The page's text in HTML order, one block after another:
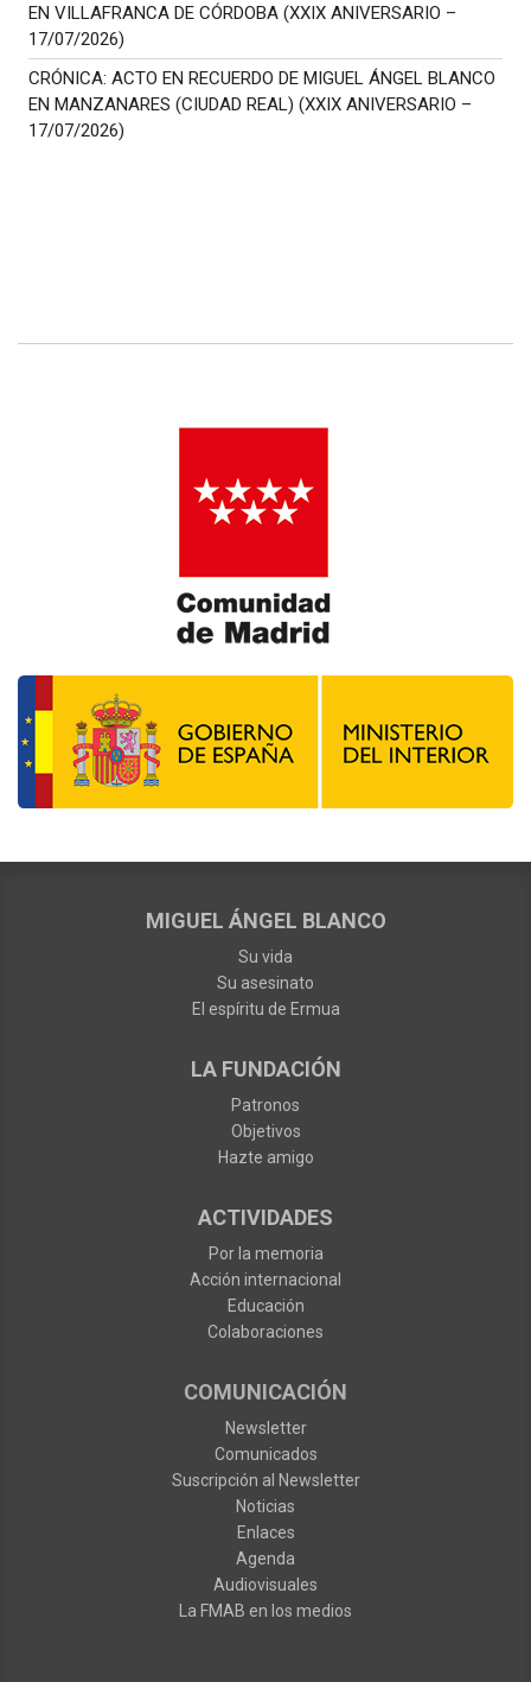
EN VILLAFRANCA DE CÓRDOBA (XXIX ANIVERSARIO –
17/07/2026)
CRÓNICA: ACTO EN RECUERDO DE MIGUEL ÁNGEL BLANCO
EN MANZANARES (CIUDAD REAL) (XXIX ANIVERSARIO –
17/07/2026)
MIGUEL ÁNGEL BLANCO
Su vida
Su asesinato
El espíritu de Ermua
LA FUNDACIÓN
Patronos
Objetivos
Hazte amigo
ACTIVIDADES
Por la memoria
Acción internacional
Educación
Colaboraciones
COMUNICACIÓN
Newsletter
Comunicados
Suscripción al Newsletter
Noticias
Enlaces
Agenda
Audiovisuales
La FMAB en los medios